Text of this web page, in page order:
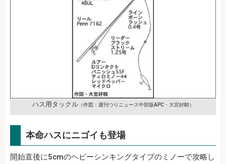
ハス用タックル（作図：週刊つりニュース中部版APC・大宮好騎）
本命ハスにニゴイも登場
開始直後に5cmのヘビーシンキングタイプのミノーで攻略し